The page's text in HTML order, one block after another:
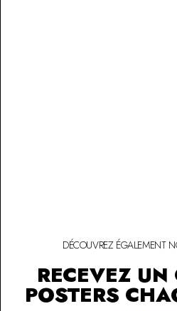
DÉCOUVREZ ÉGALEMENT
RECEVEZ UN
POSTERS